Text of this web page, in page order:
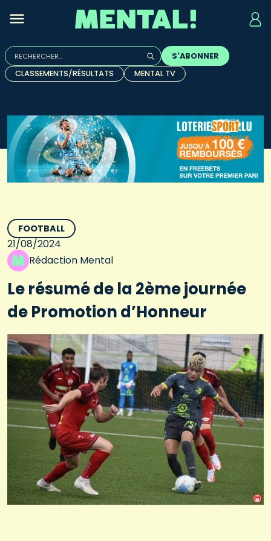
Rechercher :
Quand les résultats de l'auto-complétion sont
S'ABONNER
CLASSEMENTS/RÉSULTATS
MENTAL TV
FOOTBALL
21/08/2024
Rédaction Mental
Le résumé de la 2ème journée
de Promotion d’Honneur